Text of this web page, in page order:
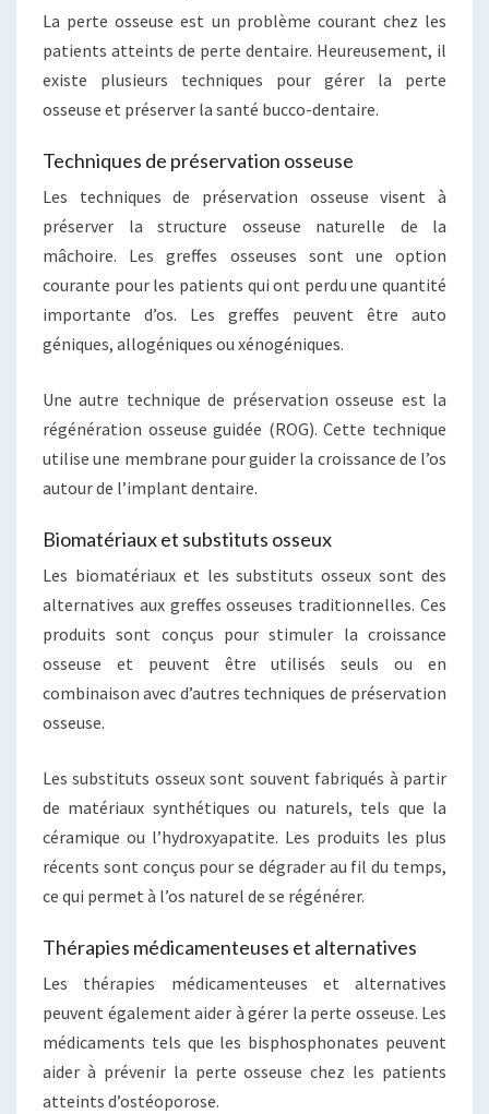
La perte osseuse est un problème courant chez les
patients atteints de perte dentaire. Heureusement, il
existe plusieurs techniques pour gérer la perte
osseuse et préserver la santé bucco-dentaire.
Techniques de préservation osseuse
Les techniques de préservation osseuse visent à
préserver la structure osseuse naturelle de la
mâchoire. Les greffes osseuses sont une option
courante pour les patients qui ont perdu une quantité
importante d’os. Les greffes peuvent être auto
géniques, allogéniques ou xénogéniques.
Une autre technique de préservation osseuse est la
régénération osseuse guidée (ROG). Cette technique
utilise une membrane pour guider la croissance de l’os
autour de l’implant dentaire.
Biomatériaux et substituts osseux
Les biomatériaux et les substituts osseux sont des
alternatives aux greffes osseuses traditionnelles. Ces
produits sont conçus pour stimuler la croissance
osseuse et peuvent être utilisés seuls ou en
combinaison avec d’autres techniques de préservation
osseuse.
Les substituts osseux sont souvent fabriqués à partir
de matériaux synthétiques ou naturels, tels que la
céramique ou l’hydroxyapatite. Les produits les plus
récents sont conçus pour se dégrader au fil du temps,
ce qui permet à l’os naturel de se régénérer.
Thérapies médicamenteuses et alternatives
Les thérapies médicamenteuses et alternatives
peuvent également aider à gérer la perte osseuse. Les
médicaments tels que les bisphosphonates peuvent
aider à prévenir la perte osseuse chez les patients
atteints d’ostéoporose.